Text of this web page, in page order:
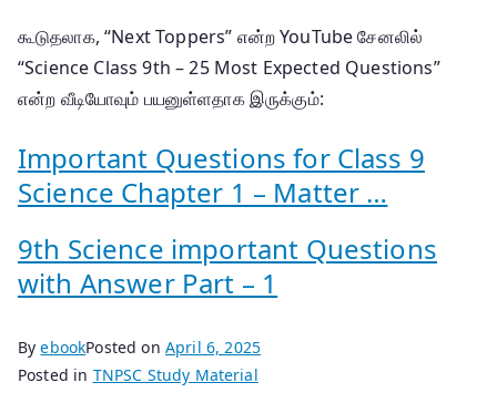
கூடுதலாக, “Next Toppers” என்ற YouTube சேனலில்
“Science Class 9th – 25 Most Expected Questions”
என்ற வீடியோவும் பயனுள்ளதாக இருக்கும்:
Important Questions for Class 9
Science Chapter 1 – Matter …
9th Science important Questions
with Answer Part – 1
ByebookPosted on April 6, 2025
Posted in TNPSC Study Material